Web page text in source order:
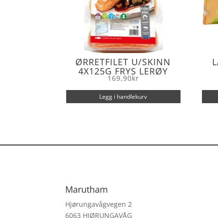
ØRRETFILET U/SKINN
4X125G FRYS LERØY
169,90kr
Legg i handlekurv
Marutham
Hjørungavågvegen 2
6063 HJØRUNGAVÅG